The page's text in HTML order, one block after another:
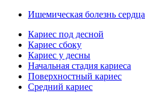
Ишемическая болезнь сердца
Кариес под десной
Кариес сбоку
Кариес у десны
Начальная стадия кариеса
Поверхностный кариес
Средний кариес